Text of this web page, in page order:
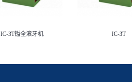
IC-3T镒全滚牙机 IC-3T